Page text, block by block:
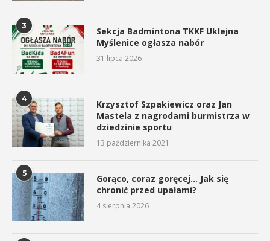
3
Sekcja Badmintona TKKF Uklejna
Myślenice ogłasza nabór
31 lipca 2026
4
Krzysztof Szpakiewicz oraz Jan
Mastela z nagrodami burmistrza w
dziedzinie sportu
13 października 2021
5
Gorąco, coraz goręcej… Jak się
chronić przed upałami?
4 sierpnia 2026